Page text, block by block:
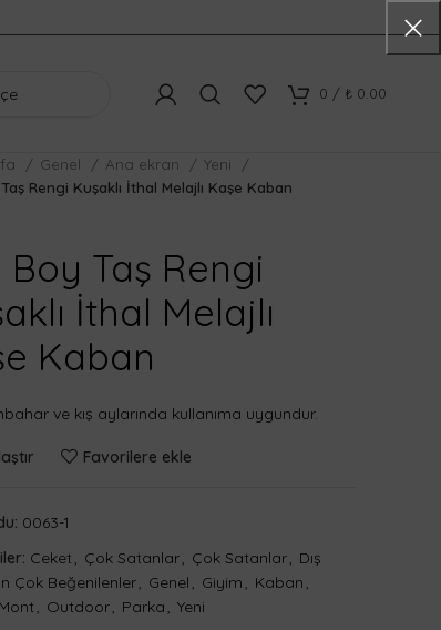
0 / ₺ 0.00
Genel Ana ekran
Yeni
Rengi Kuşaklı İthal Melajlı Kaşe Kaban
Boy Taş Rengi
İthal Melajlı
Kaban
ve kış aylarında kullanıma uygundur.
Favorilere ekle
0063-1
Ceket, Çok Satanlar, Çok Satanlar, Dış
Çok Beğenilenler, Genel, Giyim, Kaban,
Mont, Outdoor, Parka, Yeni